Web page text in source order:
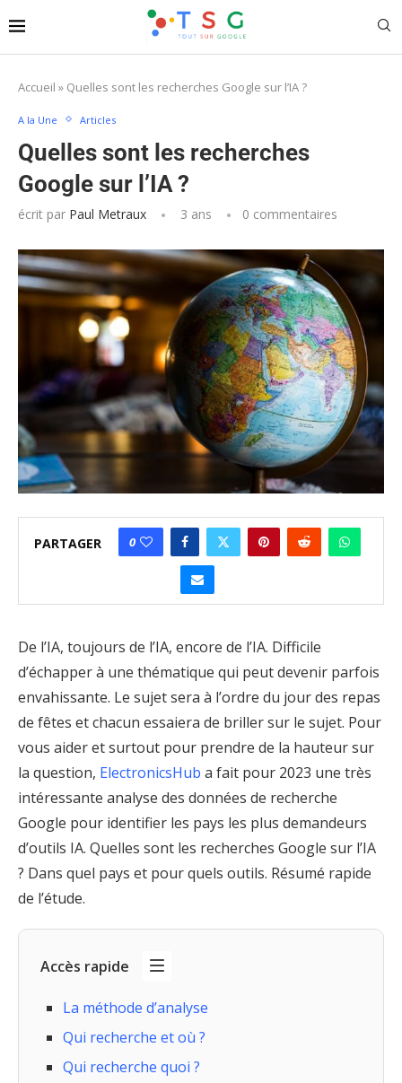
Accueil » Quelles sont les recherches Google sur l’IA ?
A la Une Articles
Quelles sont les recherches
Google sur l’IA ?
écrit par Paul Metraux 3 ans 0 commentaires
PARTAGER 0
De l’IA, toujours de l’IA, encore de l’IA. Difficile
d’échapper à une thématique qui peut devenir parfois
envahissante. Le sujet sera à l’ordre du jour des repas
de fêtes et chacun essaiera de briller sur le sujet. Pour
vous aider et surtout pour prendre de la hauteur sur
la question, ElectronicsHub a fait pour 2023 une très
intéressante analyse des données de recherche
Google pour identifier les pays les plus demandeurs
d’outils IA. Quelles sont les recherches Google sur l’IA
? Dans quel pays et pour quels outils. Résumé rapide
de l’étude.
Accès rapide
La méthode d’analyse
Qui recherche et où ?
Qui recherche quoi ?